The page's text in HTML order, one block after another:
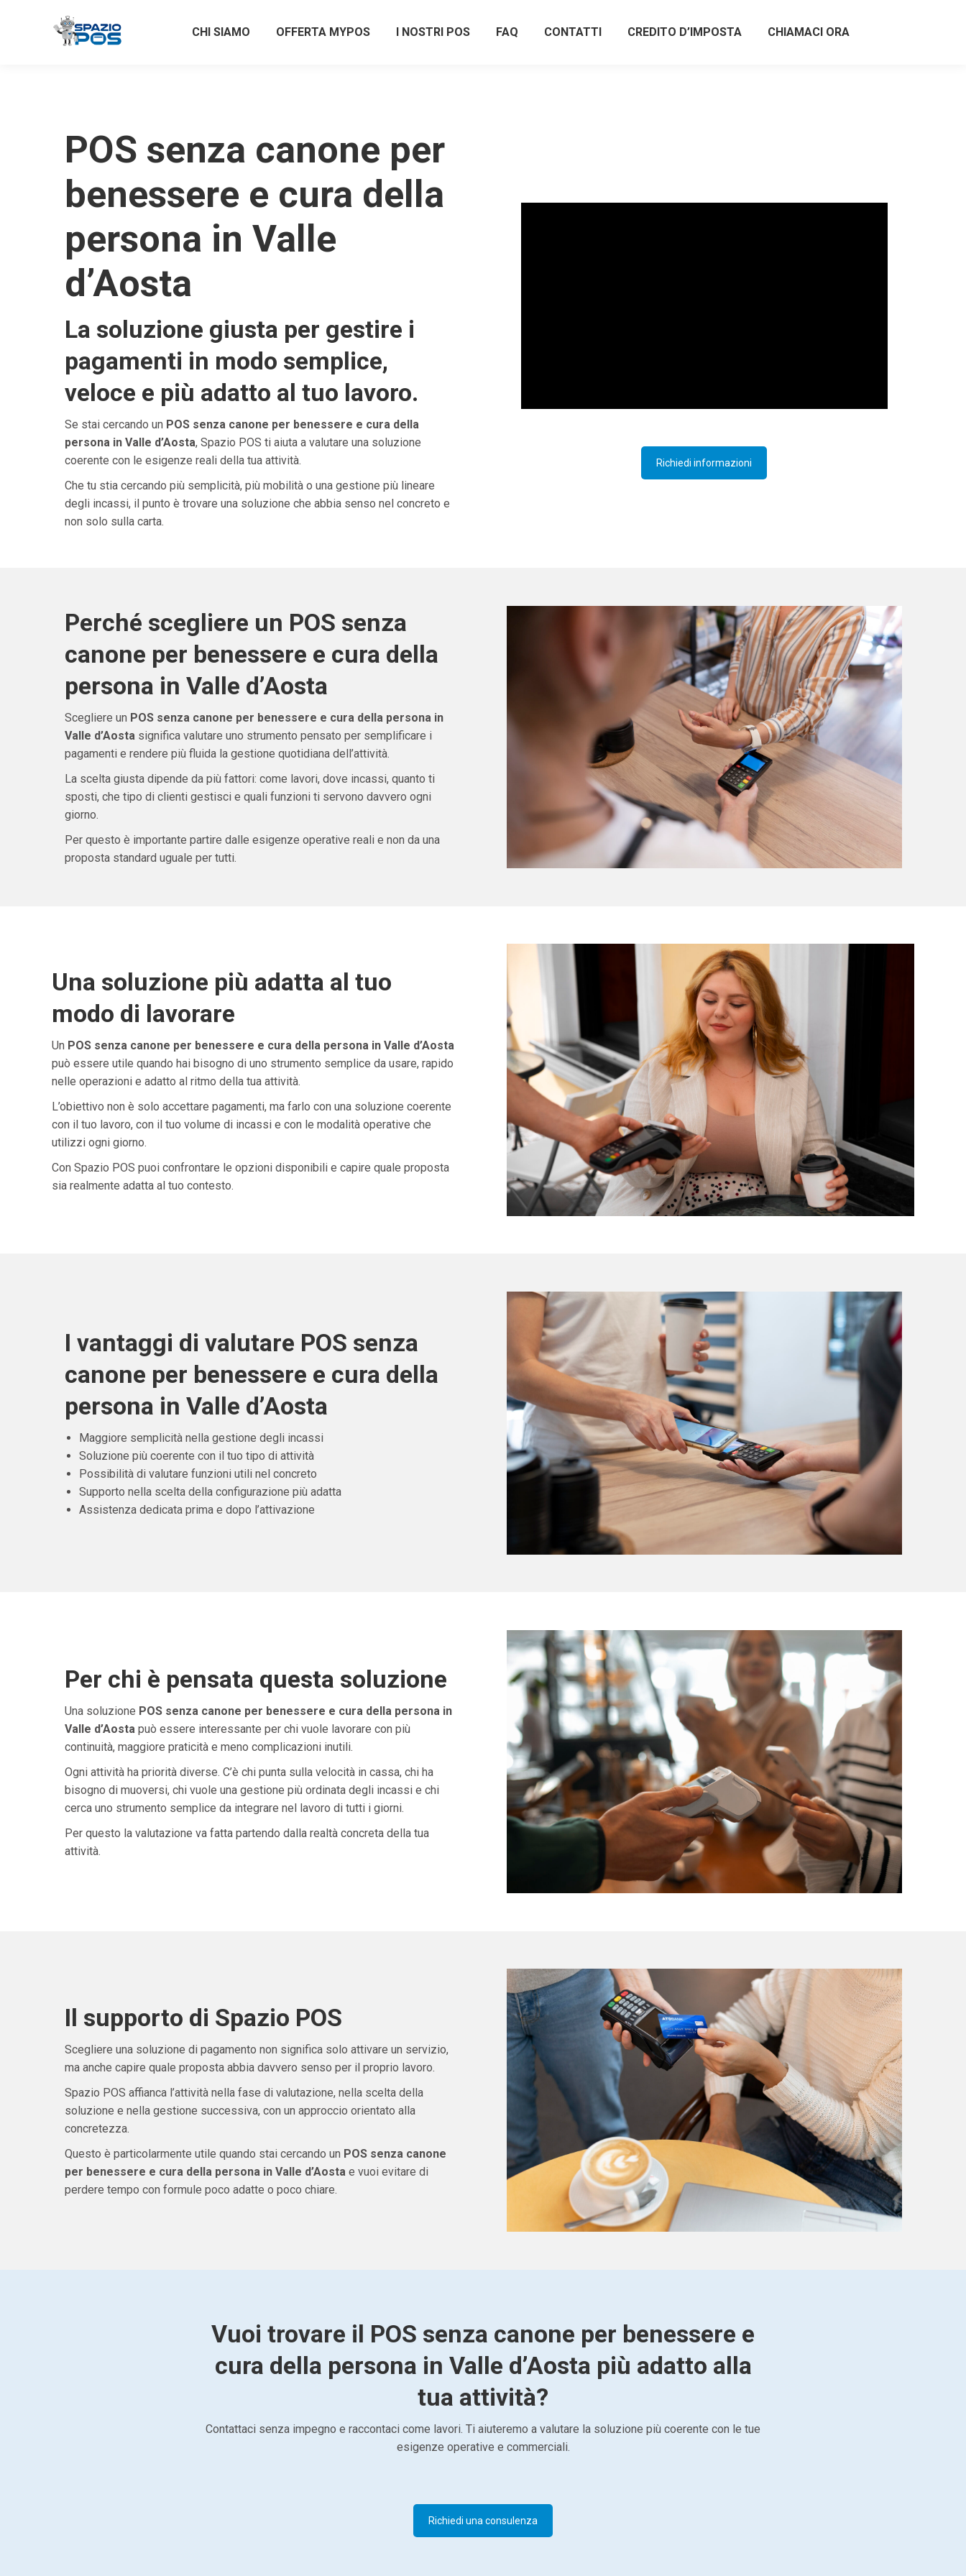
CHI SIAMO OFFERTA MYPOS I NOSTRI POS FAQ CONTATTI CREDITO D’IMPOSTA CHIAMACI ORA
POS senza canone per
benessere e cura della
persona in Valle
d’Aosta
La soluzione giusta per gestire i
pagamenti in modo semplice,
veloce e più adatto al tuo lavoro.
Se stai cercando un POS senza canone per benessere e cura della
persona in Valle d’Aosta, Spazio POS ti aiuta a valutare una soluzione
coerente con le esigenze reali della tua attività.
Che tu stia cercando più semplicità, più mobilità o una gestione più lineare
degli incassi, il punto è trovare una soluzione che abbia senso nel concreto e
non solo sulla carta.
Richiedi informazioni
Perché scegliere un POS senza
canone per benessere e cura della
persona in Valle d’Aosta
Scegliere un POS senza canone per benessere e cura della persona in
Valle d’Aostasignifica valutare uno strumento pensato per semplificare i
pagamenti e rendere più fluida la gestione quotidiana dell’attività.
La scelta giusta dipende da più fattori: come lavori, dove incassi, quanto ti
sposti, che tipo di clienti gestisci e quali funzioni ti servono davvero ogni
giorno.
Per questo è importante partire dalle esigenze operative reali e non da una
proposta standard uguale per tutti.
Una soluzione più adatta al tuo
modo di lavorare
Un POS senza canone per benessere e cura della persona in Valle d’Aosta
può essere utile quando hai bisogno di uno strumento semplice da usare, rapido
nelle operazioni e adatto al ritmo della tua attività.
L’obiettivo non è solo accettare pagamenti, ma farlo con una soluzione coerente
con il tuo lavoro, con il tuo volume di incassi e con le modalità operative che
utilizzi ogni giorno.
Con Spazio POS puoi confrontare le opzioni disponibili e capire quale proposta
sia realmente adatta al tuo contesto.
I vantaggi di valutare POS senza
canone per benessere e cura della
persona in Valle d’Aosta
Maggiore semplicità nella gestione degli incassi
Soluzione più coerente con il tuo tipo di attività
Possibilità di valutare funzioni utili nel concreto
Supporto nella scelta della configurazione più adatta
Assistenza dedicata prima e dopo l’attivazione
Per chi è pensata questa soluzione
Una soluzione POS senza canone per benessere e cura della persona in
Valle d’Aostapuò essere interessante per chi vuole lavorare con più
continuità, maggiore praticità e meno complicazioni inutili.
Ogni attività ha priorità diverse. C’è chi punta sulla velocità in cassa, chi ha
bisogno di muoversi, chi vuole una gestione più ordinata degli incassi e chi
cerca uno strumento semplice da integrare nel lavoro di tutti i giorni.
Per questo la valutazione va fatta partendo dalla realtà concreta della tua
attività.
Il supporto di Spazio POS
Scegliere una soluzione di pagamento non significa solo attivare un servizio,
ma anche capire quale proposta abbia davvero senso per il proprio lavoro.
Spazio POS affianca l’attività nella fase di valutazione, nella scelta della
soluzione e nella gestione successiva, con un approccio orientato alla
concretezza.
Questo è particolarmente utile quando stai cercando un POS senza canone
per benessere e cura della persona in Valle d’Aostae vuoi evitare di
perdere tempo con formule poco adatte o poco chiare.
Vuoi trovare il POS senza canone per benessere e
cura della persona in Valle d’Aosta più adatto alla
tua attività?
Contattaci senza impegno e raccontaci come lavori. Ti aiuteremo a valutare la soluzione più coerente con le tue
esigenze operative e commerciali.
Richiedi una consulenza